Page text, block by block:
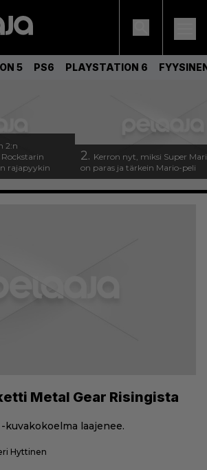
5 PS6 PLAYSTATION 6
2:n
rajapyykin
2. Kerron nyt, miksi Super
on paras ja tärkein Mario-peli
Metal Gear Risingista
kuvakokoelma laajenee.
Hyttinen